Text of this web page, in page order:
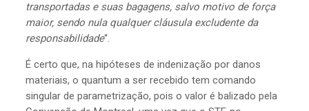
transportadas e suas bagagens, salvo motivo de força
maior, sendo nula qualquer cláusula excludente da
responsabilidade“.
É certo que, na hipóteses de indenização por danos
materiais, o quantum a ser recebido tem comando
singular de parametrização, pois o valor é balizado pela